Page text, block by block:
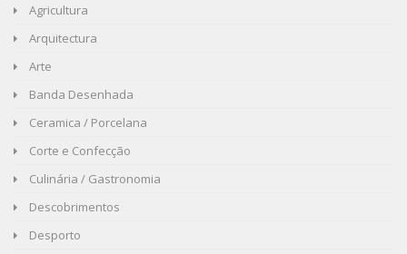
Agricultura
Arquitectura
Arte
Banda Desenhada
Ceramica / Porcelana
Corte e Confecção
Culinária / Gastronomia
Descobrimentos
Desporto